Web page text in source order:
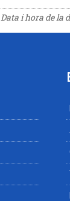
Data i hora de la